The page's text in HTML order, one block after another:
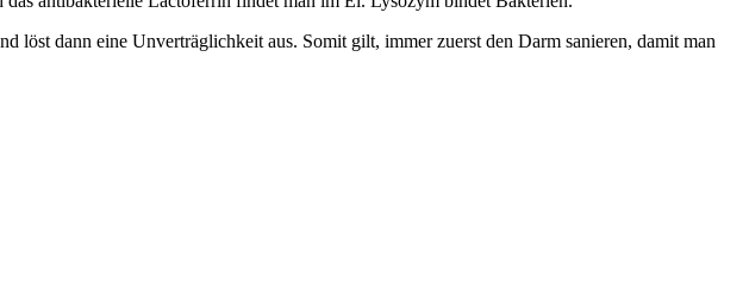
löst dann eine Unverträglichkeit aus. Somit gilt, immer zuerst den Darm sanieren, damit man